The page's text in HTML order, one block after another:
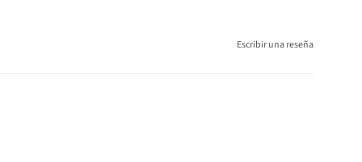
Escribir una reseña